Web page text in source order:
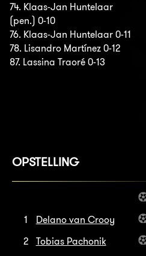
74. Klaas-Jan Huntelaar
(pen.) 0-10
76. Klaas-Jan Huntelaar 0-11
78. Lisandro Martínez 0-12
87. Lassina Traoré 0-13
OPSTELLING
1 Delano van Crooy
2
Tobias Pachonik